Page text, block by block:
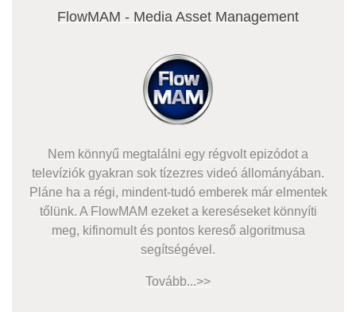
FlowMAM - Media Asset Management
Nem könnyű megtalálni egy régvolt epizódot a
televíziók gyakran sok tízezres videó állományában.
Pláne ha a régi, mindent-tudó emberek már elmentek
tőlünk. A FlowMAM ezeket a kereséseket könnyíti
meg, kifinomult és pontos kereső algoritmusa
segítségével.
Tovább...>>